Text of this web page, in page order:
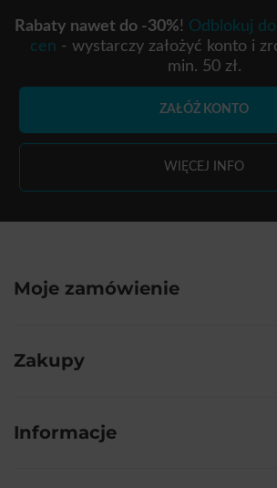
Rabaty nawet do -30%! Odblokuj
cen - wystarczy założyć konto i
min. 50 zł.
ZAŁÓŻ KONTO
WIĘCEJ INFO
Moje zamówienie
Zakupy
Informacje